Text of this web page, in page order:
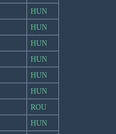
HUN
HUN
HUN
HUN
HUN
HUN
ROU
HUN